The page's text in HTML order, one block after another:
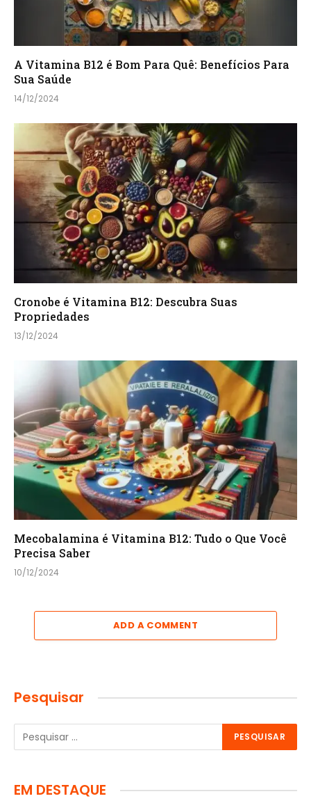
A Vitamina B12 é Bom Para Quê: Benefícios Para
Sua Saúde
14/12/2024
Cronobe é Vitamina B12: Descubra Suas
Propriedades
13/12/2024
Mecobalamina é Vitamina B12: Tudo o Que Você
Precisa Saber
10/12/2024
ADD A COMMENT
Pesquisar
EM DESTAQUE